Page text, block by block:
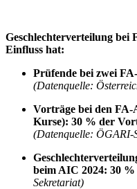
Geschlechterverteilung
Einfluss hat:
Prüfende bei zwei
(Datenquelle:
Vorträge bei den FA-
Kurse): 30 % der
(Datenquelle: ÖGARI-
beim AIC 2024: 30
Sekretariat)